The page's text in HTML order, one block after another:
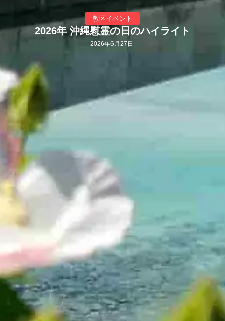
教区イベント
2026年 沖縄慰霊の日のハイライト
2026年6月27日 -